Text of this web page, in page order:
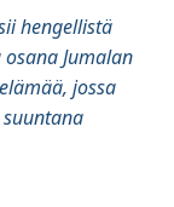
hengellistä
Jumalan
jossa